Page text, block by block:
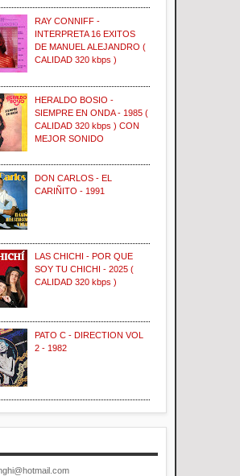
RAY CONNIFF -
INTERPRETA 16 EXITOS
DE MANUEL ALEJANDRO (
CALIDAD 320 kbps )
HERALDO BOSIO -
SIEMPRE EN ONDA - 1985 (
CALIDAD 320 kbps ) CON
MEJOR SONIDO
DON CARLOS - EL
CARIÑITO - 1991
LAS CHICHI - POR QUE
SOY TU CHICHI - 2025 (
CALIDAD 320 kbps )
PATO C - DIRECTION VOL
2 - 1982